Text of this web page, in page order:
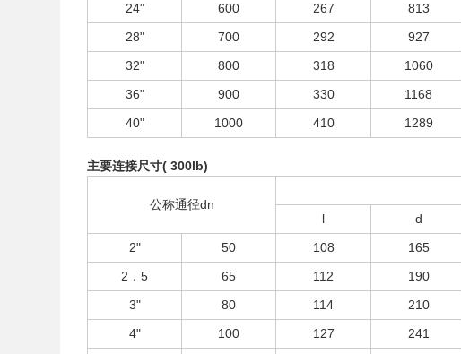
24"
600 267 813
28"
700 292 927
32"
800 318 1060
36"
900 330 1168
40"
1000 410 1289
主要连接尺寸( 300lb)
公称通径dn
l
d
2"
50 108 165
2．5
65 112 190
3"
80 114 210
4"
100 127 241